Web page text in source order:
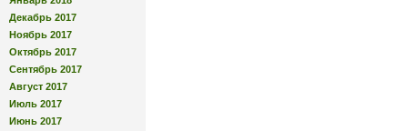
Декабрь 2017
Ноябрь 2017
Октябрь 2017
Сентябрь 2017
Август 2017
Июль 2017
Июнь 2017